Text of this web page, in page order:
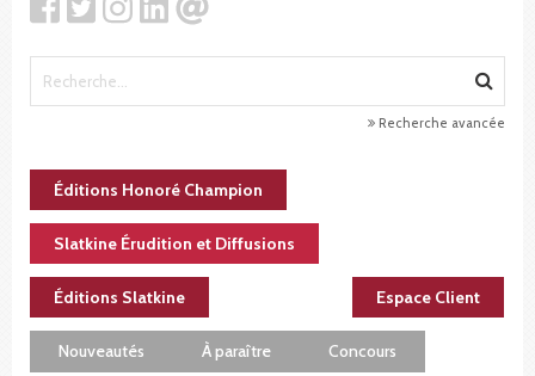
Recherche avancée
Éditions Honoré Champion
Slatkine Érudition et Diffusions
Éditions Slatkine Espace Client
Nouveautés À paraître Concours